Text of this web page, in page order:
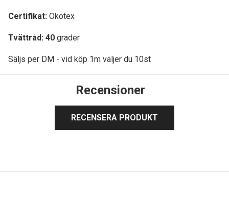
Certifikat: Okotex
Tvättråd: 40 grader
Säljs per DM - vid köp 1m väljer du 10st
Recensioner
RECENSERA PRODUKT